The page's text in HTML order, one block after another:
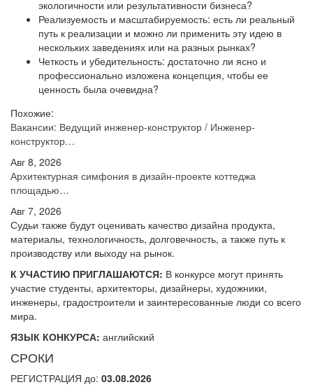
экологичности или результативности бизнеса?
Реализуемость и масштабируемость: есть ли реальный
путь к реализации и можно ли применить эту идею в
нескольких заведениях или на разных рынках?
Четкость и убедительность: достаточно ли ясно и
профессионально изложена концепция, чтобы ее
ценность была очевидна?
Похожие:
Вакансии: Ведущий инженер-конструктор / Инженер-
конструктор…
Авг 8, 2026
Архитектурная симфония в дизайн-проекте коттеджа
площадью…
Авг 7, 2026
Судьи также будут оценивать качество дизайна продукта,
материалы, технологичность, долговечность, а также путь к
производству или выходу на рынок.
К УЧАСТИЮ ПРИГЛАШАЮТСЯ: В конкурсе могут принять
участие студенты, архитекторы, дизайнеры, художники,
инженеры, градостроители и заинтересованные люди со всего
мира.
ЯЗЫК КОНКУРСА: английский
СРОКИ
РЕГИСТРАЦИЯ до: 03.08.2026